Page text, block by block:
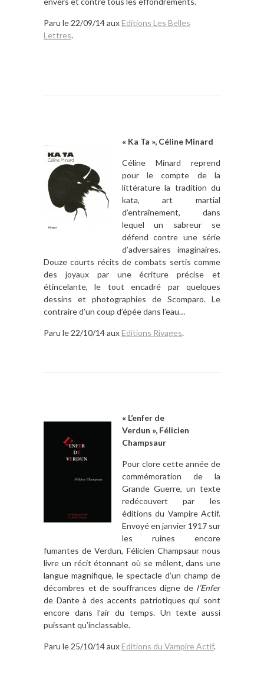
Paru le 22/09/14 auxEditions Les Belles
Lettres.
« Ka Ta », Céline Minard
Céline Minard reprend
pour le compte de la
littérature la tradition du
kata, art martial
d’entraînement, dans
lequel un sabreur se
défend contre une série
d’adversaires imaginaires.
Douze courts récits de combats sertis comme
des joyaux par une écriture précise et
étincelante, le tout encadré par quelques
dessins et photographies de Scomparo. Le
contraire d’un coup d’épée dans l’eau…
Paru le 22/10/14 auxEditions Rivages.
« L’enfer de
Verdun », Félicien
Champsaur
Pour clore cette année de
commémoration de la
Grande Guerre, un texte
redécouvert par les
éditions du Vampire Actif.
Envoyé en janvier 1917 sur
les ruines encore
fumantes de Verdun, Félicien Champsaur nous
livre un récit étonnant où se mêlent, dans une
langue magnifique, le spectacle d’un champ de
décombres et de souffrances digne de l’Enfer
de Dante à des accents patriotiques qui sont
encore dans l’air du temps. Un texte aussi
puissant qu’inclassable.
Paru le 25/10/14 auxEditions du Vampire Actif.